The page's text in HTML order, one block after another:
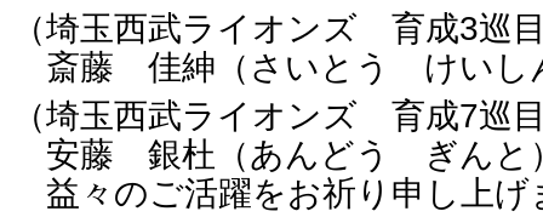
（埼玉西武ライオンズ 育成3巡
斎藤 佳紳（さいとう けいし
（埼玉西武ライオンズ 育成7巡
安藤 銀杜（あんどう ぎんと
益々のご活躍をお祈り申し上げ